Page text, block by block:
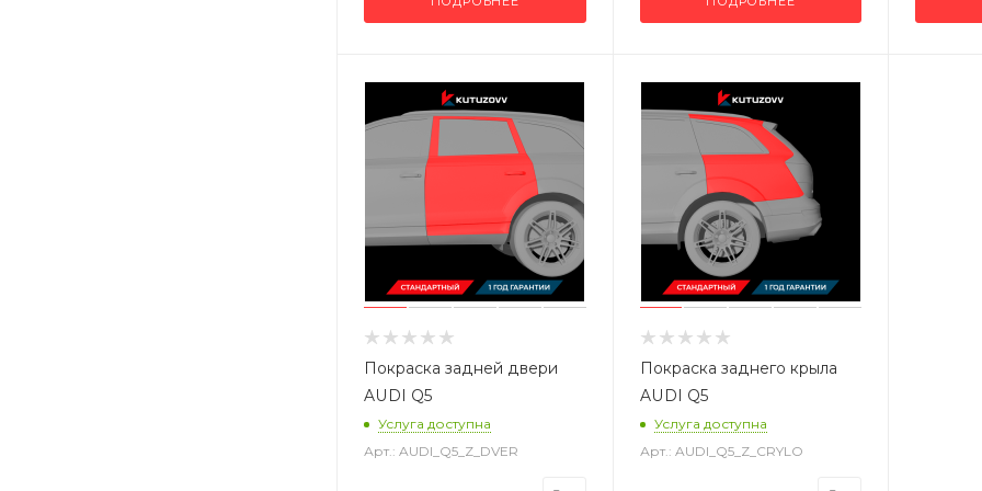
Покраска задней двери
AUDI Q5
Услуга доступна
Арт.: AUDI_Q5_Z_DVER
Покраска заднего крыла
AUDI Q5
Услуга доступна
Арт.: AUDI_Q5_Z_CRYLO